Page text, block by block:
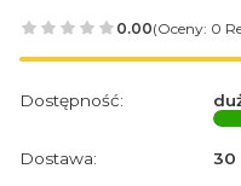
0.00(Oceny: 0
Dostępność:
Dostawa:
30